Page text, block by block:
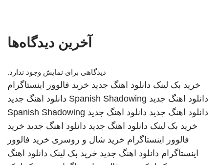
آخرین دیدگاه‌ها
دیدگاهی برای نمایش وجود ندارد.
خرید بک لینک دانلود اهنگ جدید خرید فالوور اینستاگرام
دانلود اهنگ جدید Spanish Shadowing دانلود اهنگ جدید
دانلود اهنگ جدید دانلود اهنگ جدید Spanish Shadowing
خرید بک لینک دانلود اهنگ جدید دانلود اهنگ جدید خرید
فالوور اینستاگرام خرید شال و روسری خرید فالوور
اینستاگرام دانلود اهنگ جدید خرید بک لینک دانلود اهنگ